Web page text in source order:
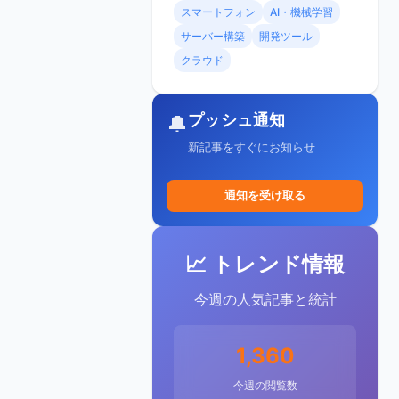
スマートフォン
AI・機械学習
サーバー構築
開発ツール
クラウド
🔔プッシュ通知
新記事をすぐにお知らせ
通知を受け取る
📈 トレンド情報
今週の人気記事と統計
1,360
今週の閲覧数